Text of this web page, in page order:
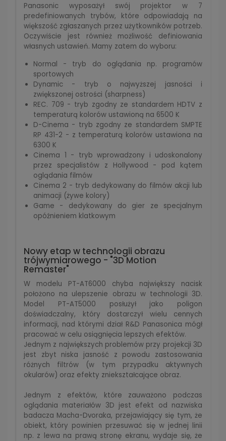
Panasonic wyposażył swój projektor w 7
predefiniowanych trybów, które odpowiadają na
większość zgłaszanych przez użytkowników potrzeb.
Oczywiście jest również możliwość definiowania
własnych ustawień. Mamy zatem do wyboru:
Normal - tryb do oglądania np. programów
sportowych
Dynamic - tryb o najwyższej jasności i
zwiększonej ostrości (sharpness)
REC. 709 - tryb zgodny ze standardem HDTV z
temperaturą kolorów ustawioną na 6500 K
D-Cinema - tryb zgodny ze standardem SMPTE
RP 431-2 - z temperaturą kolorów ustawiona na
6300 K
Cinema 1 - tryb wprowadzony i udoskonalony
przez specjalistów z Hollywood - pod kątem
oglądania filmów
Cinema 2 - tryb dedykowany do filmów akcji lub
animacji (żywe kolory)
Game - dedykowany do gier ze specjalnym
opóźnieniem klatkowym
Nowy etap w technologii obrazu
trójwymiarowego - "3D Motion
Remaster"
W modelu PT-AT6000 chyba największy nacisk
położono na ulepszenie obrazu w technologii 3D.
Model PT-AT5000 posłużył jako poligon
doświadczalny, który dostarczył wielu cennych
informacji, nad którymi dział R&D Panasonica mógł
pracować w celu osiągnięcia lepszych efektów.
Jednym z największych problemów przy projekcji 3D
jest zbyt niska jasność z powodu zastosowania
różnych filtrów (w tym przypadku aktywnych
okularów) oraz efekty zniekształcające obraz.
Jednym z efektów, które zauważono podczas
oglądania materiałów 3D jest efekt od nazwiska
badacza Macha-Dvoraka, przejawiający się tym, że
obiekt, który powinien przesuwać się w jednej linii
np. z lewa na prawą stronę ekranu, wydaje się, że